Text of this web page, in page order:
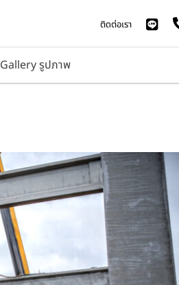
ติดต่อเรา
Gallery รูปภาพ